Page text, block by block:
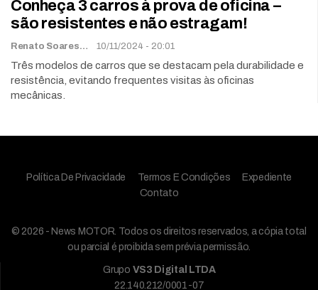
Conheça 3 carros à prova de oficina –
são resistentes e não estragam!
Renato Soares 10/11/2024 - 20:01
Três modelos de carros que se destacam pela durabilidade e
resistência, evitando frequentes visitas às oficinas
mecânicas.
Política De Privacidade Termos E Condições
Expediente
Contato
© 2026 - News MOTOR. Todos os direitos reservados, a cópia total
ou parcial é proibida sem prévia permissão.
Grupo VS3 Digital LTDA
22.140.212/0001-07